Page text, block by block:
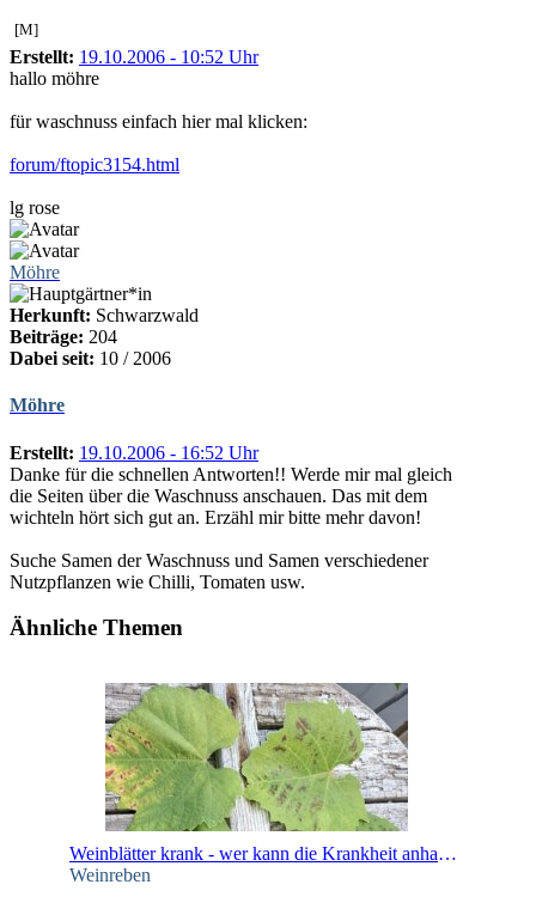
[M]
Erstellt: 19.10.2006 - 10:52 Uhr
hallo möhre
für waschnuss einfach hier mal klicken:
forum/ftopic3154.html
lg rose
Möhre
Herkunft: Schwarzwald
Beiträge: 204
Dabei seit: 10 / 2006
Möhre
Erstellt: 19.10.2006 - 16:52 Uhr
Danke für die schnellen Antworten!! Werde mir mal gleich
die Seiten über die Waschnuss anschauen. Das mit dem
wichteln hört sich gut an. Erzähl mir bitte mehr davon!
Suche Samen der Waschnuss und Samen verschiedener
Nutzpflanzen wie Chilli, Tomaten usw.
Ähnliche Themen
Weinblätter krank - wer kann die Krankheit anhand der Bilder erkennen?
Weinreben